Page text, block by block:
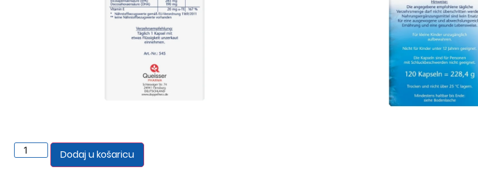
EPA i DHA doprinose normalnoj funkciji srca; koristan učinak
postiže se dnevnim unosom 250 mg EPA i DHA.
EPA + DHA1400 mg ulja morske ribe
Dodaj u košaricu